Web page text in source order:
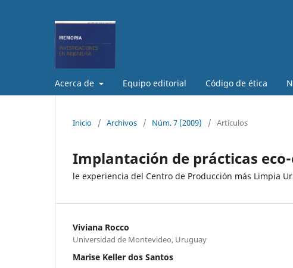
Acerca de Equipo editorial Código de ética
Inicio / Archivos / Núm. 7 (2009) / Artículos
Implantación de prácticas
le experiencia del Centro de Producción más Limpia
Viviana Rocco
Universidad de Montevideo, Uruguay
Marise Keller dos Santos